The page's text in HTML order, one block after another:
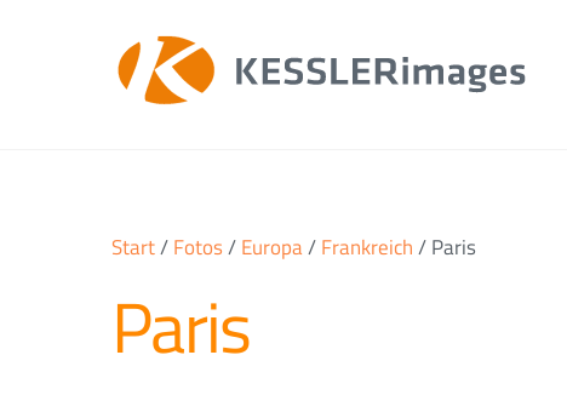
Start/Fotos/Europa/Frankreich/ Paris
Paris